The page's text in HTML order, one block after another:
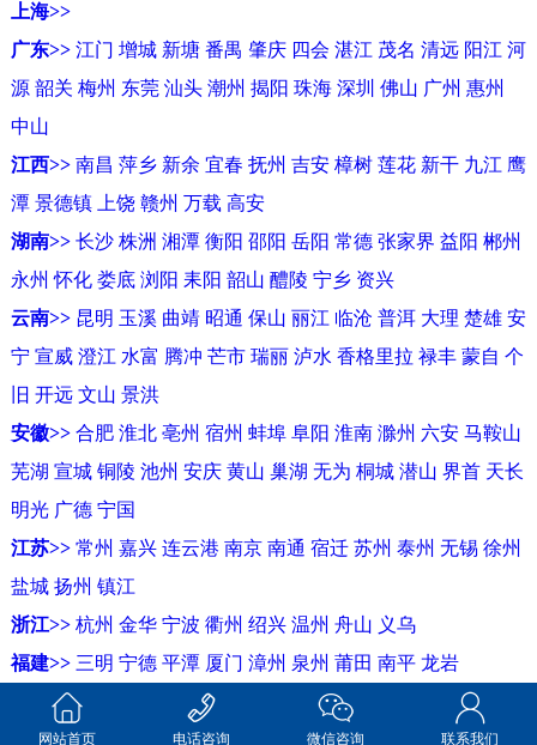
上海>>
广东>> 江门 增城 新塘 番禺 肇庆 四会 湛江 茂名 清远 阳江 河
源 韶关 梅州 东莞 汕头 潮州 揭阳 珠海 深圳 佛山 广州 惠州
中山
江西>> 南昌 萍乡 新余 宜春 抚州 吉安 樟树 莲花 新干 九江 鹰
潭 景德镇 上饶 赣州 万载 高安
湖南>> 长沙 株洲 湘潭 衡阳 邵阳 岳阳 常德 张家界 益阳 郴州
永州 怀化 娄底 浏阳 耒阳 韶山 醴陵 宁乡 资兴
云南>> 昆明 玉溪 曲靖 昭通 保山 丽江 临沧 普洱 大理 楚雄 安
宁 宣威 澄江 水富 腾冲 芒市 瑞丽 泸水 香格里拉 禄丰 蒙自 个
旧 开远 文山 景洪
安徽>> 合肥 淮北 亳州 宿州 蚌埠 阜阳 淮南 滁州 六安 马鞍山
芜湖 宣城 铜陵 池州 安庆 黄山 巢湖 无为 桐城 潜山 界首 天长
明光 广德 宁国
江苏>> 常州 嘉兴 连云港 南京 南通 宿迁 苏州 泰州 无锡 徐州
盐城 扬州 镇江
浙江>> 杭州 金华 宁波 衢州 绍兴 温州 舟山 义乌
福建>> 三明 宁德 平潭 厦门 漳州 泉州 莆田 南平 龙岩
2026 © 吨袋厂家网 萍乡市东欣包装有限公司 版权所有 备案号：
赣ICP备2024051900号-1
sitemap
网站首页 电话咨询 微信咨询 联系我们